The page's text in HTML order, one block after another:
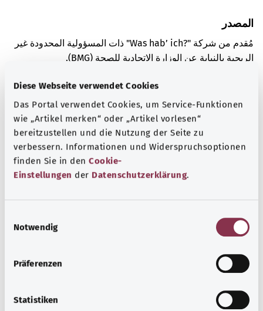
Diese Webseite verwendet Cookies
Das Portal verwendet Cookies, um Service-Funktionen
wie „Artikel merken“ oder „Artikel vorlesen“
bereitzustellen und die Nutzung der Seite zu
verbessern. Informationen und Widerspruchsoptionen
finden Sie in den Cookie-
Einstellungen der Datenschutzerklärung.
Notwendig
Präferenzen
Statistiken
المصدر
مُقدم من شركة "Was hab’ ich?‎" ذات المسؤولية المحدودة غير
الربحية بالنيابة عن الوزارة الاتحادية للصحة (BMG).
معرفة جيدة
المزيد من المقالات
مرض السل